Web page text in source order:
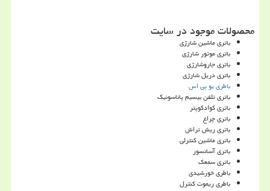
محصولات موجود در سایت
باتری ماشین شارژی
باتری موتور شارژی
باتری جاروشارژی
باتری دریل شارژی
باطری یو پی اس
باتری تلفن بیسیم پاناسونیک
باتری کوادکوپتر
باتری چراغ
باتری ریش تراش
باتری ماشین کنترلی
باتری آسانسور
باتری سمعک
باطری خورشیدی
باطری ریموت کنترل